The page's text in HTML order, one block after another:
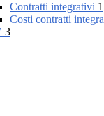
Contratti integrativi 1
Costi contratti
3